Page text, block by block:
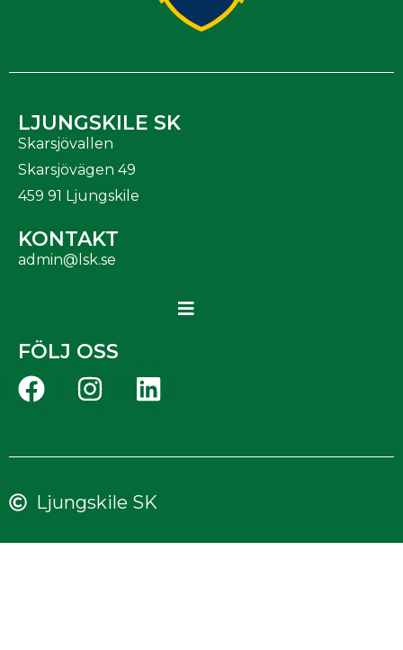
LJUNGSKILE SK
Skarsjövallen
Skarsjövägen 49
459 91 Ljungskile
KONTAKT
admin@lsk.se
FÖLJ OSS
Ljungskile SK